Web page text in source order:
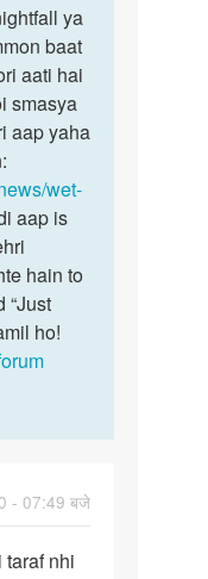
ya
baat
aati hai
smasya
aap yaha
wet-
aap is
hain to
“Just
ho!
- 07:49 बजे
taraf nhi